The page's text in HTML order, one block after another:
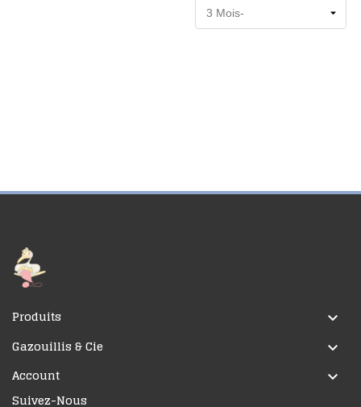
Produits 
Gazouillis & Cie 
Account 
Suivez-Nous